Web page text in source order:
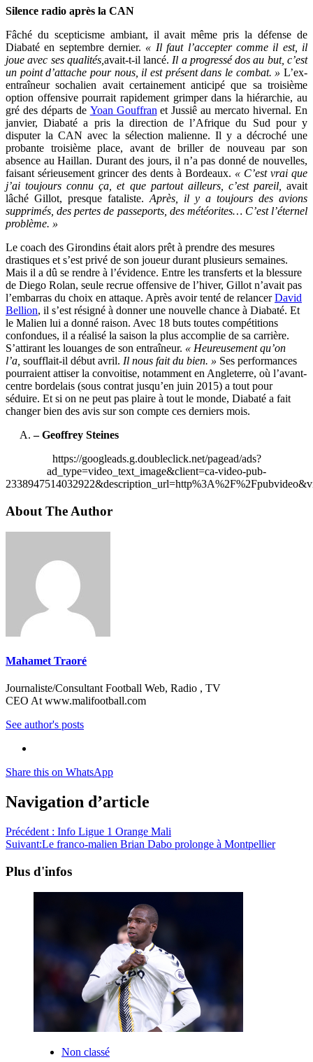
Silence radio après la CAN
Fâché du scepticisme ambiant, il avait même pris la défense de
Diabaté en septembre dernier. « Il faut l’accepter comme il est, il
joue avec ses qualités, avait-t-il lancé. Il a progressé dos au but, c’est
un point d’attache pour nous, il est présent dans le combat. » L’ex-
entraîneur sochalien avait certainement anticipé que sa troisième
option offensive pourrait rapidement grimper dans la hiérarchie, au
gré des départs de Yoan Gouffran et Jussiê au mercato hivernal. En
janvier, Diabaté a pris la direction de l’Afrique du Sud pour y
disputer la CAN avec la sélection malienne. Il y a décroché une
probante troisième place, avant de briller de nouveau par son
absence au Haillan. Durant des jours, il n’a pas donné de nouvelles,
faisant sérieusement grincer des dents à Bordeaux. « C’est vrai que
j’ai toujours connu ça, et que partout ailleurs, c’est pareil,
avait
lâché Gillot, presque fataliste. Après, il y a toujours des avions
supprimés, des pertes de passeports, des météorites… C’est l’éternel
problème. »
Le coach des Girondins était alors prêt à prendre des mesures
drastiques et s’est privé de son joueur durant plusieurs semaines.
Mais il a dû se rendre à l’évidence. Entre les transferts et la blessure
de Diego Rolan, seule recrue offensive de l’hiver, Gillot n’avait pas
l’embarras du choix en attaque. Après avoir tenté de relancerDavid
Bellion, il s’est résigné à donner une nouvelle chance à Diabaté. Et
le Malien lui a donné raison. Avec 18 buts toutes compétitions
confondues, il a réalisé la saison la plus accomplie de sa carrière.
S’attirant les louanges de son entraîneur. « Heureusement qu’on
l’a, soufflait-il début avril. Il nous fait du bien. » Ses performances
pourraient attiser la convoitise, notamment en Angleterre, où l’avant-
centre bordelais (sous contrat jusqu’en juin 2015) a tout pour
séduire. Et si on ne peut pas plaire à tout le monde, Diabaté a fait
changer bien des avis sur son compte ces derniers mois.
– Geoffrey Steines
https://googleads.g.doubleclick.net/pagead/ads?
ad_type=video_text_image&client=ca-video-pub-
About The Author
Mahamet Traoré
Journaliste/Consultant Football Web, Radio , TV
CEO At www.malifootball.com
See author's posts
Share this on WhatsApp
Navigation d’article
Précédent : Info Ligue 1 Orange Mali
Suivant:Le franco-malien Brian Dabo prolonge à Montpellier
Plus d'infos
Non classé